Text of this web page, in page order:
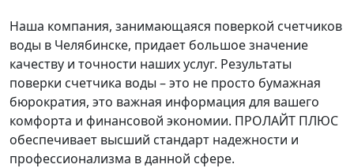
Наша компания, занимающаяся поверкой счетчиков
воды в Челябинске, придает большое значение
качеству и точности наших услуг. Результаты
поверки счетчика воды – это не просто бумажная
бюрократия, это важная информация для вашего
комфорта и финансовой экономии. ПРОЛАЙТ ПЛЮС
обеспечивает высший стандарт надежности и
профессионализма в данной сфере.